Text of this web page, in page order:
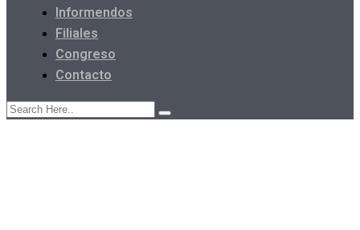
Informendos
Filiales
Congreso
Contacto